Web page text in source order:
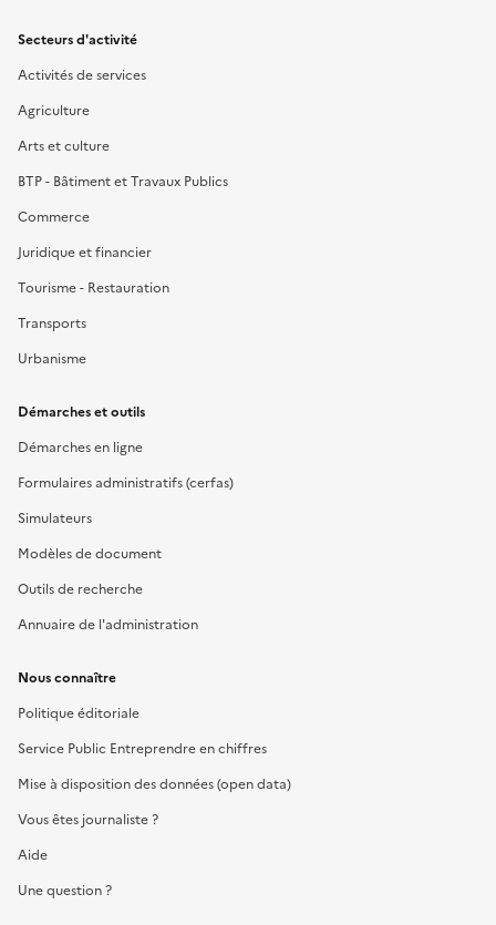
Secteurs d'activité
Activités de services
Agriculture
Arts et culture
BTP - Bâtiment et Travaux Publics
Commerce
Juridique et financier
Tourisme - Restauration
Transports
Urbanisme
Démarches et outils
Démarches en ligne
Formulaires administratifs (cerfas)
Simulateurs
Modèles de document
Outils de recherche
Annuaire de l'administration
Nous connaître
Politique éditoriale
Service Public Entreprendre en chiffres
Mise à disposition des données (open data)
Vous êtes journaliste ?
Aide
Une question ?